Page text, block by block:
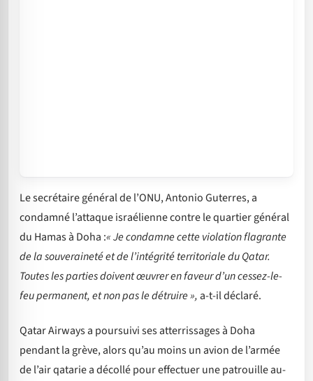
Le secrétaire général de l’ONU, Antonio Guterres, a
condamné l’attaque israélienne contre le quartier général
du Hamas à Doha :« Je condamne cette violation flagrante
de la souveraineté et de l’intégrité territoriale du Qatar.
Toutes les parties doivent œuvrer en faveur d’un cessez-le-
feu permanent, et non pas le détruire »,a-t-il déclaré.
Qatar Airways a poursuivi ses atterrissages à Doha
pendant la grève, alors qu’au moins un avion de l’armée
de l’air qatarie a décollé pour effectuer une patrouille au-